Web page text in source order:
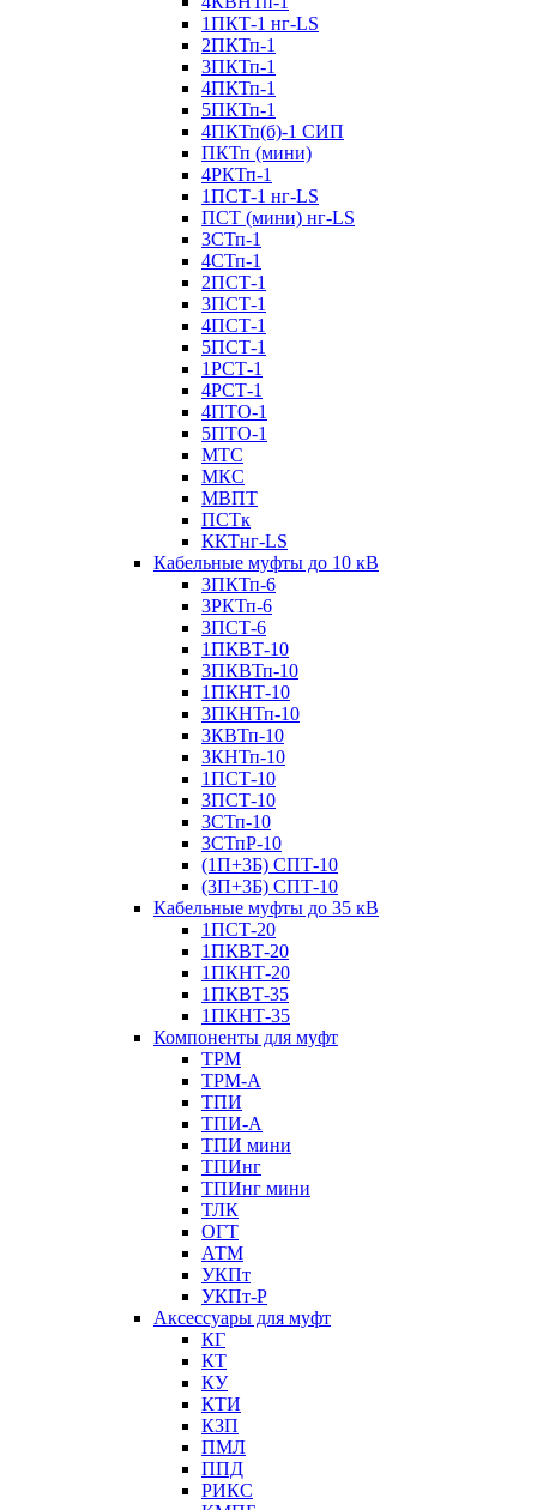
1ПКТ-1 нг-LS
2ПКТп-1
3ПКТп-1
4ПКТп-1
5ПКТп-1
4ПКТп(б)-1 СИП
ПКТп (мини)
4РКТп-1
1ПСТ-1 нг-LS
ПСТ (мини) нг-LS
3СТп-1
4СТп-1
2ПСТ-1
3ПСТ-1
4ПСТ-1
5ПСТ-1
1РСТ-1
4РСТ-1
4ПТО-1
5ПТО-1
МТС
МКС
МВПТ
ПСТк
ККТнг-LS
Кабельные муфты до 10 кВ
3ПКТп-6
3РКТп-6
3ПСТ-6
1ПКВТ-10
3ПКВТп-10
1ПКНТ-10
3ПКНТп-10
3КВТп-10
3КНТп-10
1ПСТ-10
3ПСТ-10
3СТп-10
3СТпР-10
(1П+3Б) СПТ-10
(3П+3Б) СПТ-10
Кабельные муфты до 35 кВ
1ПСТ-20
1ПКВТ-20
1ПКНТ-20
1ПКВТ-35
1ПКНТ-35
Компоненты для муфт
ТРМ
ТРМ-А
ТПИ
ТПИ-А
ТПИ мини
ТПИнг
ТПИнг мини
ТЛК
ОГТ
АТМ
УКПт
УКПт-Р
Аксессуары для муфт
КГ
КТ
КУ
КТИ
КЗП
ПМЛ
ППД
РИКС